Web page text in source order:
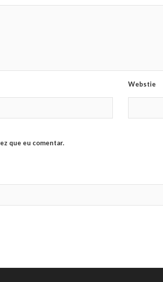
Webstie
que eu comentar.